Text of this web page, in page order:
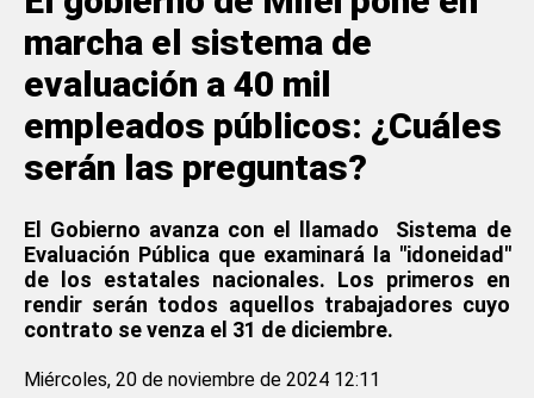
marcha el sistema de
evaluación a 40 mil
empleados públicos: ¿Cuáles
serán las preguntas?
El Gobierno avanza con el llamado Sistema de
Evaluación Pública que examinará la "idoneidad"
de los estatales nacionales. Los primeros en
rendir serán todos aquellos trabajadores cuyo
contrato se venza el 31 de diciembre.
Miércoles, 20 de noviembre de 2024 12:11